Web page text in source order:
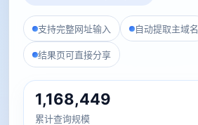
支持完整网址输入 自动提取主域名
结果页可直接分享
1,168,449
累计查询规模